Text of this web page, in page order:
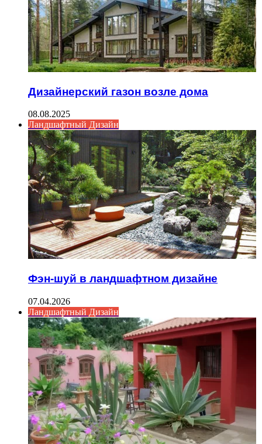
Дизайнерский газон возле дома
08.08.2025
Ландшафтный Дизайн
Фэн-шуй в ландшафтном дизайне
07.04.2026
Ландшафтный Дизайн